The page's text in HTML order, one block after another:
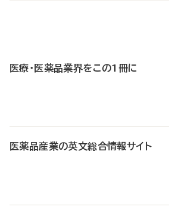
医療・医薬品業界をこの1冊に
医薬品産業の英文総合情報サイト